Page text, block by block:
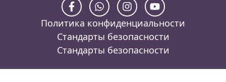
Политика конфиденциальности
Стандарты безопасности
Стандарты безопасности